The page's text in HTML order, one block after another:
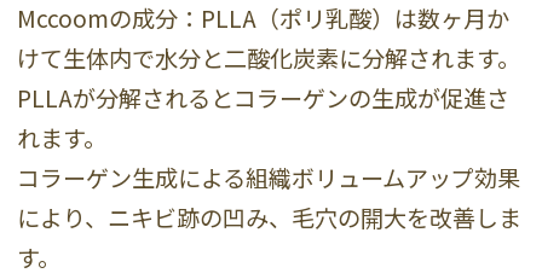
Mccoomの成分：PLLA（ポリ乳酸）は数ヶ月か
けて生体内で水分と二酸化炭素に分解されます。
PLLAが分解されるとコラーゲンの生成が促進さ
れます。
コラーゲン生成による組織ボリュームアップ効果
により、ニキビ跡の凹み、毛穴の開大を改善しま
す。